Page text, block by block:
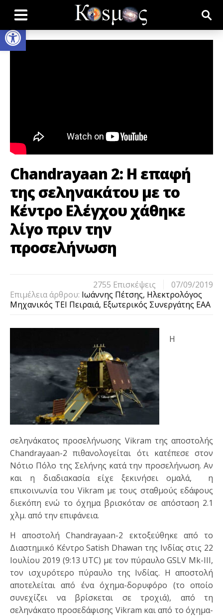
Open toolbar
Chandrayaan 2: H επαφή
της σεληνακάτου με το
Κέντρο Ελέγχου χάθηκε
λίγο πριν την
προσελήνωση
07/09/2019
2755 Eπισκέψεις
Επιμέλεια άρθρου: Ιωάννης Πέτσης, Ηλεκτρολόγος
Μηχανικός ΤΕΙ Πειραιά, Εξωτερικός Συνεργάτης ΕΑΑ
H
σεληνάκατος προσελήνωσης Vikram της αποστολής
Chandrayaan-2 πιθανολογείται ότι κατέπεσε στον
Νότιο Πόλο της Σελήνης κατά την προσελήνωση. Αν
και η διαδιακασία είχε ξεκινήσει ομαλά, η
επικοινωνία του Vikram με τους σταθμούς εδάφους
διεκόπη ενώ το όχημα βρισκόταν σε απόσταση 2.1
χλμ. από την επιφάνεια.
Η αποστολή Chandrayaan-2 εκτοξεύθηκε από το
Διαστημικό Κέντρο Satish Dhawan της Ινδίας στις 22
Ιουλίου 2019 (9:13 UTC) με τον πύραυλο GSLV Mk-III,
τον ισχυρότερο πύραυλο της Ινδίας. Η αποστολή
αποτελείται από ένα όχημα-δορυφόρο (το οποίο
συνεχίζει να βρίσκεται σε τροχιά), από τη
σεληνάκατο προσεδάφισης Vikram και από το όχημα-